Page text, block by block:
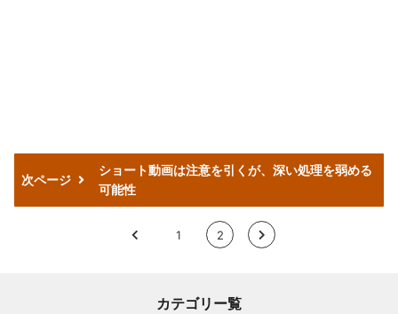
次ページ
ショート動画は注意を引くが、深い処理を弱める
可能性
< 1 2 >
カテゴリー覧